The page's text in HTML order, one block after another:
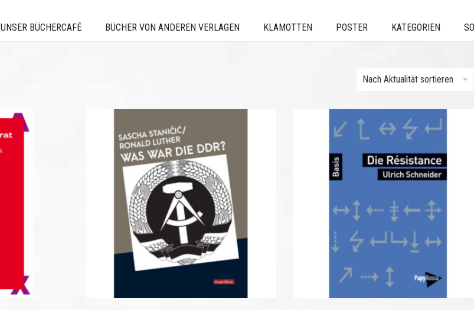
UNSER BÜCHERCAFÉ BÜCHER VON ANDEREN VERLAGEN KLAMOTTEN POSTER KATEGORIEN
Nach Aktualität sortieren